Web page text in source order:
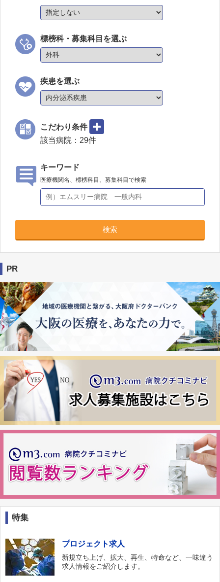
標榜科・募集科目を選ぶ
疾患を選ぶ
こだわり条件
該当病院： 29件
キーワード
医療機関名、標榜科目、募集科目で検索
検索
PR
特集
プロジェクト求人
新規立ち上げ、拡大、再生、特命など、一味違う
求人情報をご紹介します。